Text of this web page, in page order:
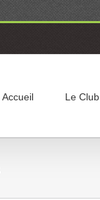
Accueil Le Club